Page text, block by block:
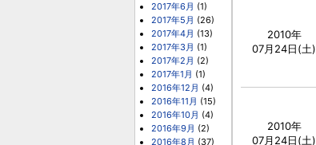
2017年6月 (1)
2017年5月 (26)
2017年4月 (13)
2017年3月 (1)
2017年2月 (2)
2017年1月 (1)
2016年12月 (4)
2016年11月 (15)
2016年10月 (4)
2016年9月 (2)
2016年8月 (37)
2010年
07月24日(土)
2010年
07月24日(土)